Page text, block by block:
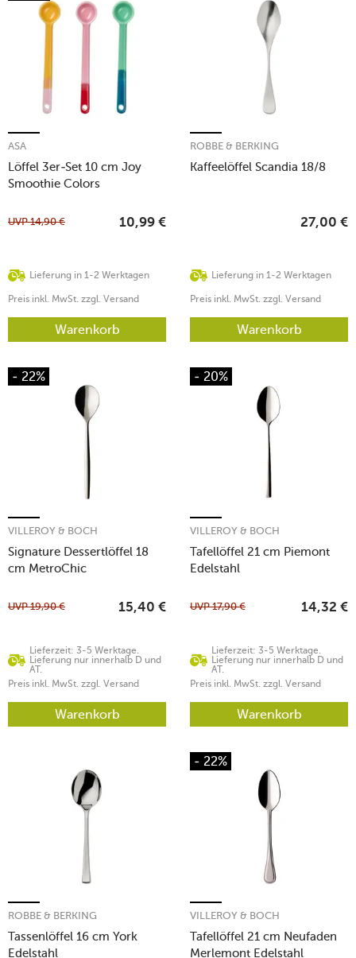
Löffel 3er-Set 10 cm Joy
Smoothie Colors
ASA
Lieferung in 1-2 Werktagen
UVP14,90 € 10,99 €
Preis inkl. MwSt. zzgl. Versand
Warenkorb
Kaffeelöffel Scandia 18/8
ROBBE & BERKING
Lieferung in 1-2 Werktagen
27,00 €
Preis inkl. MwSt. zzgl. Versand
Warenkorb
- 22%
Signature Dessertlöffel 18
cm MetroChic
VILLEROY & BOCH
Lieferzeit: 3-5 Werktage.
Lieferung nur innerhalb D und
AT.
UVP19,90 € 15,40 €
Preis inkl. MwSt. zzgl. Versand
Warenkorb
- 20%
Tafellöffel 21 cm Piemont
Edelstahl
VILLEROY & BOCH
Lieferzeit: 3-5 Werktage.
Lieferung nur innerhalb D und
AT.
UVP17,90 € 14,32 €
Preis inkl. MwSt. zzgl. Versand
Warenkorb
Tassenlöffel 16 cm York
Edelstahl
ROBBE & BERKING
- 22%
Tafellöffel 21 cm Neufaden
Merlemont Edelstahl
VILLEROY & BOCH